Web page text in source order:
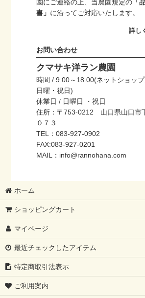
園にご連絡の上、当農園規定の 「
書」 に沿ってご対応いたします。
詳し
お問い合わせ
クマサキ洋ラン農園
時間 / 9:00～18:00(ネットショッ
日曜・祝日)
休業日 / 日曜日 ・祝日
住所：〒753-0212 山口県山口市
０７３
TEL：083-927-0902
FAX:083-927-0201
MAIL：info@rannohana.com
ホーム
ショッピングカート
マイページ
最近チェックしたアイテム
特定商取引法表示
ご利用案内